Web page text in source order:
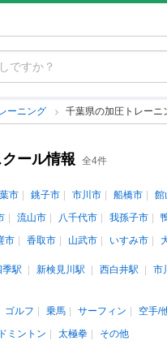
ーニング 千葉県の加圧トレーニ
ール情報 全4件
市 銚子市 市川市 船橋市 館
流山市 八千代市 我孫子市
市 香取市 山武市 いすみ市
季駅 新検見川駅 西白井駅 市
ゴルフ 乗馬 サーフィン 空手/
ミントン 太極拳 その他